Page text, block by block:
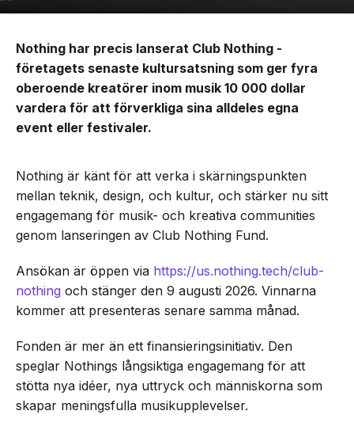
Nothing har precis lanserat Club Nothing -
företagets senaste kultursatsning som ger fyra
oberoende kreatörer inom musik 10 000 dollar
vardera för att förverkliga sina alldeles egna
event eller festivaler.
Nothing är känt för att verka i skärningspunkten
mellan teknik, design, och kultur, och stärker nu sitt
engagemang för musik- och kreativa communities
genom lanseringen av Club Nothing Fund.
Ansökan är öppen via https://us.nothing.tech/club-
nothing och stänger den 9 augusti 2026. Vinnarna
kommer att presenteras senare samma månad.
Fonden är mer än ett finansieringsinitiativ. Den
speglar Nothings långsiktiga engagemang för att
stötta nya idéer, nya uttryck och människorna som
skapar meningsfulla musikupplevelser.